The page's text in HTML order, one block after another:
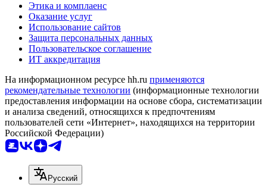
Этика и комплаенс
Оказание услуг
Использование сайтов
Защита персональных данных
Пользовательское соглашение
ИТ аккредитация
На информационном ресурсе hh.ru применяются
рекомендательные технологии (информационные технологии
предоставления информации на основе сбора, систематизации
и анализа сведений, относящихся к предпочтениям
пользователей сети «Интернет», находящихся на территории
Российской Федерации)
Русский